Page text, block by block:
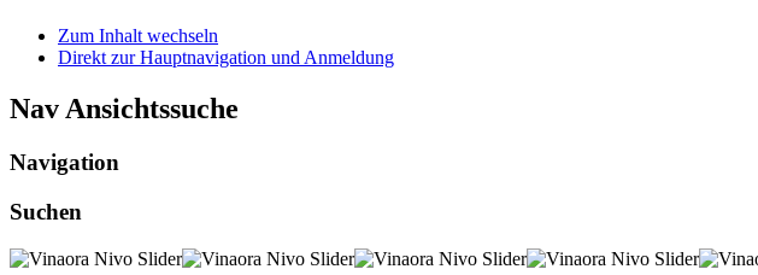
Zum Inhalt wechseln
Direkt zur Hauptnavigation und Anmeldung
Nav Ansichtssuche
Navigation
Suchen